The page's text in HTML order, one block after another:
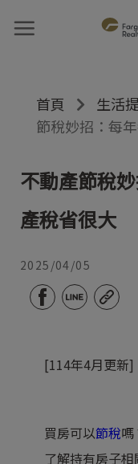
首頁 生活
節稅妙招：每
不動產節稅
產稅省很大
2025/04/05
[114年4月更新]
買房可以節稅
了解持有房子